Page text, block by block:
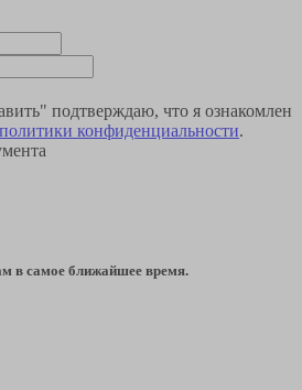
подтверждаю, что я ознакомлен
политики конфиденциальности.
в самое ближайшее время.